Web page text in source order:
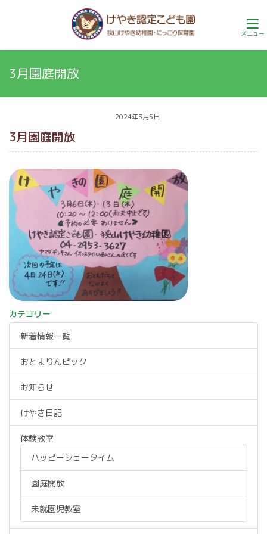
3月園庭開放
2024年3月5日
3月園庭開放
カテゴリー
新着情報一覧
おとまりんピック
お知らせ
けやき日記
体験教室
ハッピーショータイム
園庭開放
未就園児教室